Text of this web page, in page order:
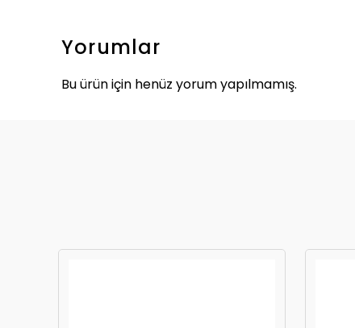
Yorumlar
Bu ürün için henüz yorum yapılmamış.